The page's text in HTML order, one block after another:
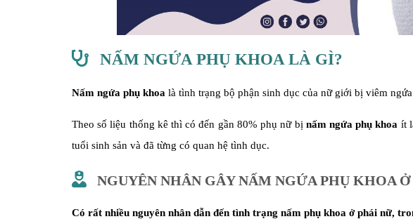
NẤM NGỨA PHỤ KHOA LÀ GÌ?
Nấm ngứa phụ khoa là tình trạng bộ phận sinh dục của nữ giới bị viêm
Theo số liệu thống kê thì có đến gần 80% phụ nữ bị nấm ngứa phụ khoa ít
tuổi sinh sản và đã từng có quan hệ tình dục.
NGUYÊN NHÂN GÂY NẤM NGỨA PHỤ KHOA
Có rất nhiều nguyên nhân dẫn đến tình trạng nấm phụ khoa ở phái nữ,